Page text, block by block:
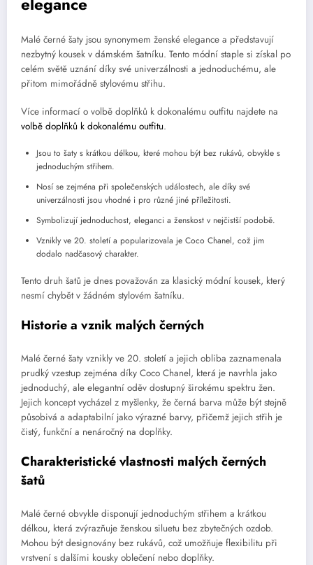
Malé černé šaty jsou synonymem ženské elegance a představují
nezbytný kousek v dámském šatníku. Tento módní staple si získal po
celém světě uznání díky své univerzálnosti a jednoduchému, ale
přitom mimořádně stylovému střihu.
Více informací o volbě doplňků k dokonalému outfitu najdete na
volbě doplňků k dokonalému outfitu.
Jsou to šaty s krátkou délkou, které mohou být bez rukávů, obvykle s
jednoduchým střihem.
Nosí se zejména při společenských událostech, ale díky své
univerzálnosti jsou vhodné i pro různé jiné příležitosti.
Symbolizují jednoduchost, eleganci a ženskost v nejčistší podobě.
Vznikly ve 20. století a popularizovala je Coco Chanel, což jim
dodalo nadčasový charakter.
Tento druh šatů je dnes považován za klasický módní kousek, který
nesmí chybět v žádném stylovém šatníku.
Historie a vznik malých černých
Malé černé šaty vznikly ve 20. století a jejich obliba zaznamenala
prudký vzestup zejména díky Coco Chanel, která je navrhla jako
jednoduchý, ale elegantní oděv dostupný širokému spektru žen.
Jejich koncept vycházel z myšlenky, že černá barva může být stejně
působivá a adaptabilní jako výrazné barvy, přičemž jejich střih je
čistý, funkční a nenáročný na doplňky.
Charakteristické vlastnosti malých černých
šatů
Malé černé obvykle disponují jednoduchým střihem a krátkou
délkou, která zvýrazňuje ženskou siluetu bez zbytečných ozdob.
Mohou být designovány bez rukávů, což umožňuje flexibilitu při
vrstvení s dalšími kousky oblečení nebo doplňky.